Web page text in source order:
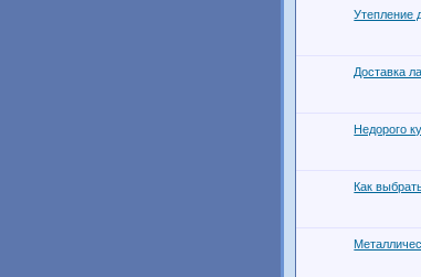
Утепление
Доставка
Недорого
Как